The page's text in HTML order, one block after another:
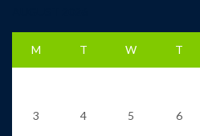
M T W T
3 4 5 6